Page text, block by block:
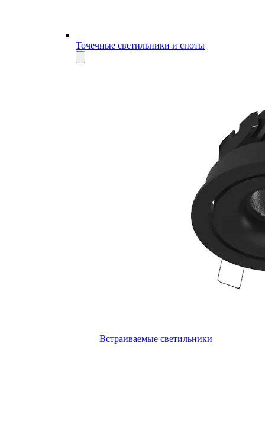
Точечные светильники и споты
Встраиваемые светильники